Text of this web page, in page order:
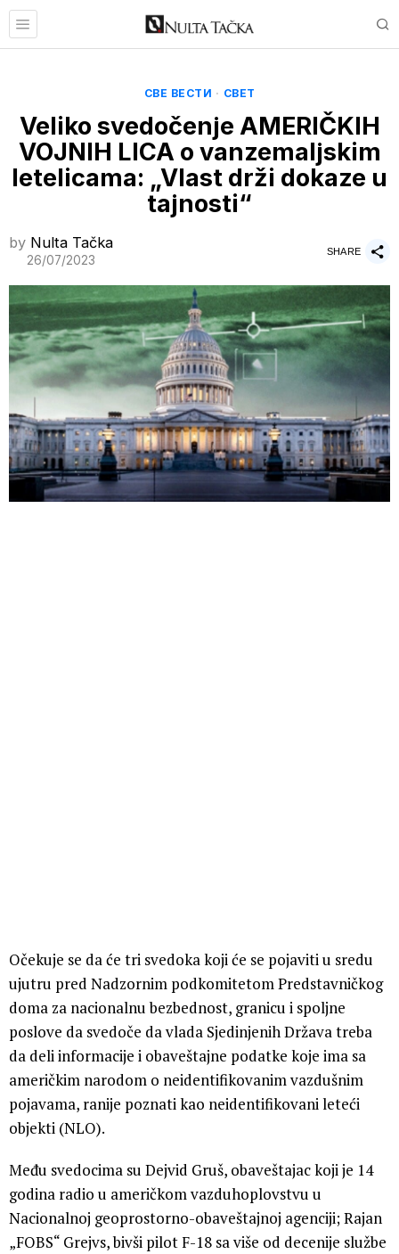
СВЕ ВЕСТИ · СВЕТ
Veliko svedočenje AMERIČKIH
VOJNIH LICA o vanzemaljskim
letelicama: „Vlast drži dokaze u
tajnosti“
by Nulta Tačka
26/07/2023
SHARE
Očekuje se da će tri svedoka koji će se pojaviti u sredu
ujutru pred Nadzornim podkomitetom Predstavničkog
doma za nacionalnu bezbednost, granicu i spoljne
poslove da svedoče da vlada Sjedinjenih Država treba
da deli informacije i obaveštajne podatke koje ima sa
američkim narodom o neidentifikovanim vazdušnim
pojavama, ranije poznati kao neidentifikovani leteći
objekti (NLO).
Među svedocima su Dejvid Gruš, obaveštajac koji je 14
godina radio u američkom vazduhoplovstvu u
Nacionalnoj geoprostorno-obaveštajnoj agenciji; Rajan
„FOBS“ Grejvs, bivši pilot F-18 sa više od decenije službe